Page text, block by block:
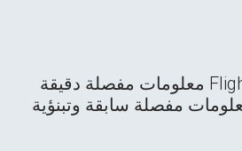
يقدم موقع FlightAware معلومات مفصلة دقيقة
مفصلة سابقة وتبنؤية